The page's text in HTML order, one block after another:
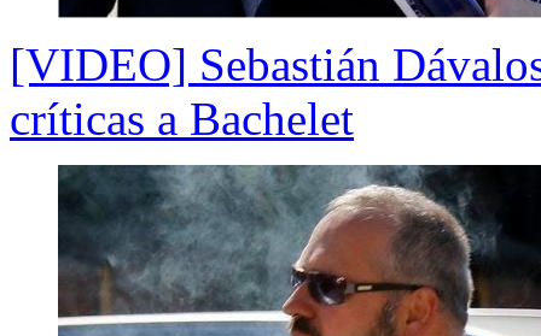
[VIDEO] Sebastián
críticas a Bachelet